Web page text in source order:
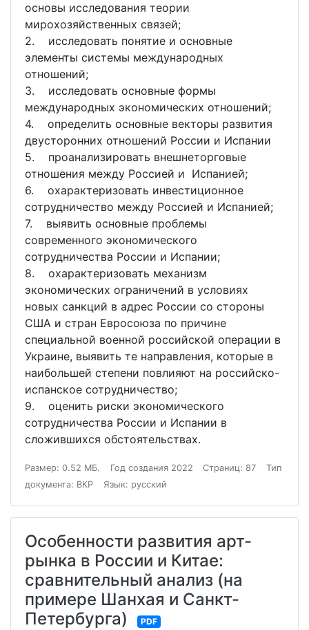
основы исследования теории
мирохозяйственных связей;
2. исследовать понятие и основные
элементы системы международных
отношений;
3. исследовать основные формы
международных экономических отношений;
4. определить основные векторы развития
двусторонних отношений России и Испании
5. проанализировать внешнеторговые
отношения между Россией и Испанией;
6. охарактеризовать инвестиционное
сотрудничество между Россией и Испанией;
7. выявить основные проблемы
современного экономического
сотрудничества России и Испании;
8. охарактеризовать механизм
экономических ограничений в условиях
новых санкций в адрес России со стороны
США и стран Евросоюза по причине
специальной военной российской операции в
Украине, выявить те направления, которые в
наибольшей степени повлияют на российско-
испанское сотрудничество;
9. оценить риски экономического
сотрудничества России и Испании в
сложившихся обстоятельствах.
Размер: 0.52 МБ. Год создания 2022 Страниц: 87
Тип
документа: ВКР
Язык: русский
Особенности развития арт-
рынка в России и Китае:
сравнительный анализ (на
примере Шанхая и Санкт-
Петербурга)
PDF